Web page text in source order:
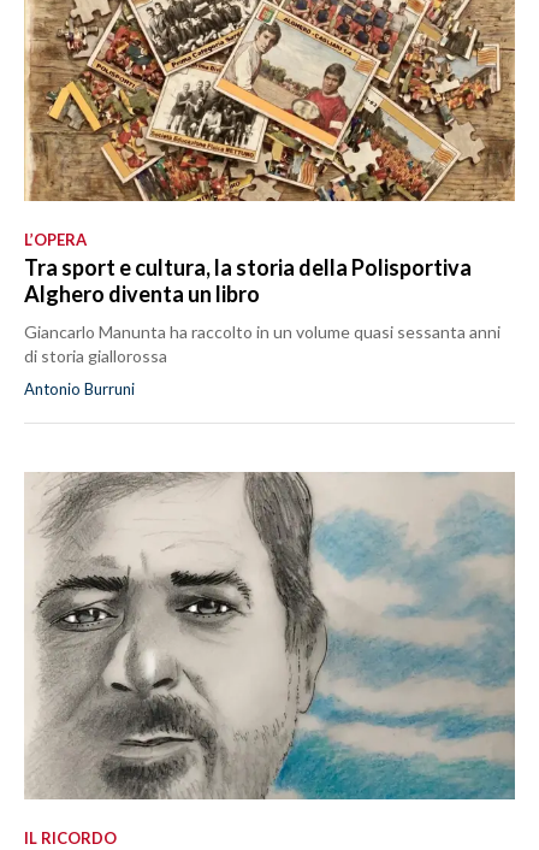
L’OPERA
Tra sport e cultura, la storia della Polisportiva
Alghero diventa un libro
Giancarlo Manunta ha raccolto in un volume quasi sessanta anni
di storia giallorossa
Antonio Burruni
IL RICORDO